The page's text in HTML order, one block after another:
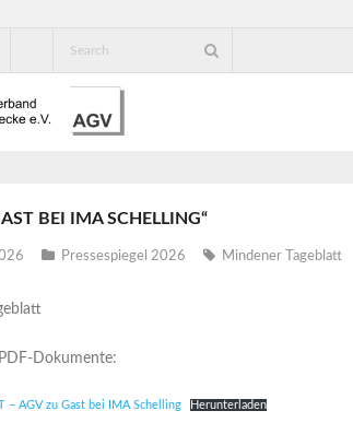
BEI IMA SCHELLING“
Pressespiegel 2026 Mindener Tageblatt
Dokumente:
– AGV zu Gast bei IMA Schelling Herunterladen